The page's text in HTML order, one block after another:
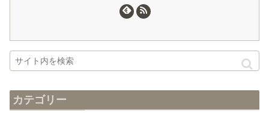
カテゴリー